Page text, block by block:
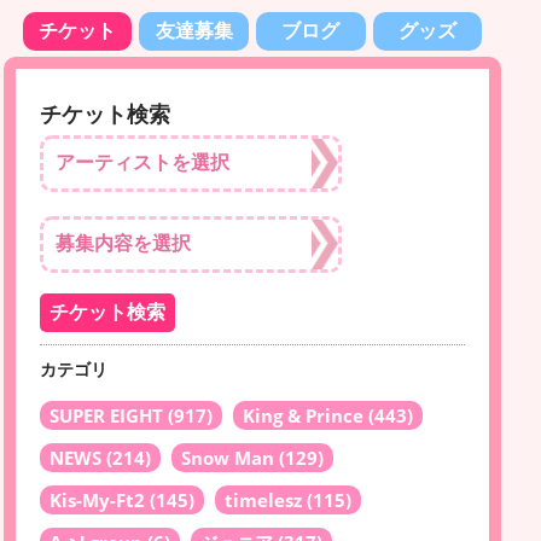
チケット 友達募集 ブログ グッズ
チケット検索
カテゴリ
SUPER EIGHT (917) King & Prince (443)
NEWS (214) Snow Man (129)
Kis-My-Ft2 (145) timelesz (115)